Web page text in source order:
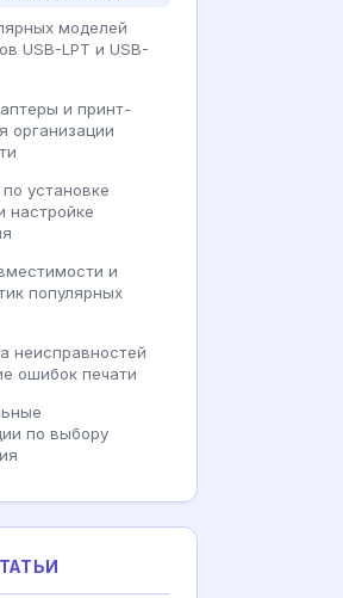
моделей
USB-LPT и USB-
и принт-
организации
установке
настройке
и
популярных
неисправностей
ошибок печати
по выбору